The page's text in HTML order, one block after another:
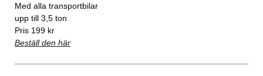
Med alla transportbilar
upp till 3,5 ton
Pris 199 kr
Beställ den här